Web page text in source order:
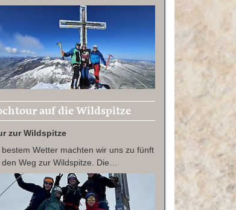
auf die Wildspitze
zur Wildspitze
bestem Wetter machten wir uns zu fünft
Weg zur Wildspitze. Die…